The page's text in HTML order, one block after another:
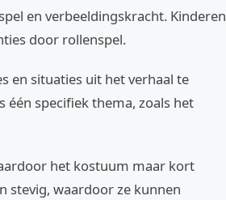
en verbeeldingskracht. Kinderen
door rollenspel.
en situaties uit het verhaal te
één specifiek thema, zoals het
het kostuum maar kort
stevig, waardoor ze kunnen